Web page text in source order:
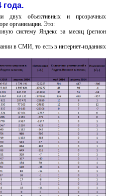
года.
двух объективных и прозрачных
организации. Это:
систему Яндекс за месяц (регион
в СМИ, то есть в интернет-изданиях